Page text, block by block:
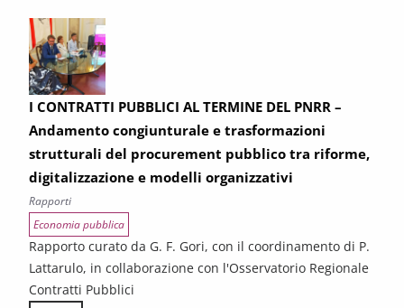
I CONTRATTI PUBBLICI AL TERMINE DEL PNRR –
Andamento congiunturale e trasformazioni
strutturali del procurement pubblico tra riforme,
digitalizzazione e modelli organizzativi
Rapporti
Economia pubblica
Rapporto curato da G. F. Gori, con il coordinamento di P.
Lattarulo, in collaborazione con l'Osservatorio Regionale
Contratti Pubblici